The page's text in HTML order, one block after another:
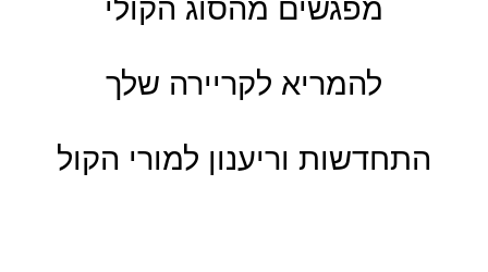
מפגשים מהסוג הקולי
להמריא לקריירה שלך
התחדשות וריענון למורי הקול